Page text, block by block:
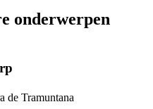
onderwerpen
de Tramuntana